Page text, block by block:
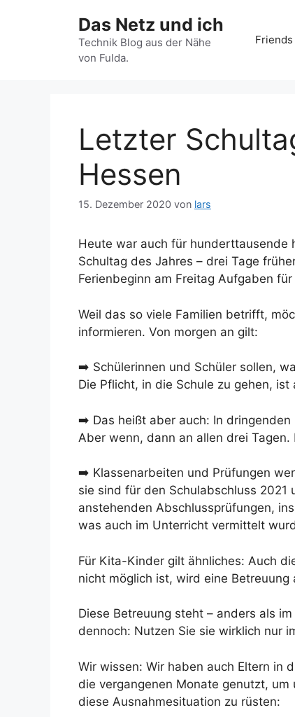
Das Netz und ich
Technik Blog aus der Nähe
von Fulda.
Friends
Letzter
Hessen
15. Dezember 2020 von lars
Heute war auch für hunderttausende
Schultag des Jahres – drei Tage
Ferienbeginn am Freitag Aufgaben
Weil das so viele Familien betrifft,
informieren. Von morgen an gilt:
➡️ Schülerinnen und Schüler sollen,
Die Pflicht, in die Schule zu gehen, ist
➡️ Das heißt aber auch: In dringenden
Aber wenn, dann an allen drei
➡️ Klassenarbeiten und Prüfungen
sie sind für den Schulabschluss 2021
anstehenden Abschlussprüfungen,
was auch im Unterricht vermittelt
Für Kita-Kinder gilt ähnliches: Auch
nicht möglich ist, wird eine Betreuung
Diese Betreuung steht – anders als
dennoch: Nutzen Sie sie wirklich nur
Wir wissen: Wir haben auch Eltern in
die vergangenen Monate genutzt,
diese Ausnahmesituation zu rüsten: